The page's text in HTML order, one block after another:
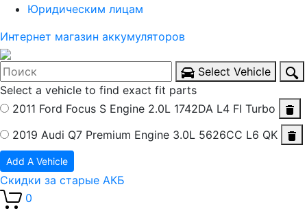
Юридическим лицам
Интернет магазин аккумуляторов
Select Vehicle
Select a vehicle to find exact fit parts
2011 Ford Focus S Engine 2.0L 1742DA L4 FI Turbo
2019 Audi Q7 Premium Engine 3.0L 5626CC L6 QK
Add A Vehicle
Скидки за старые АКБ
0